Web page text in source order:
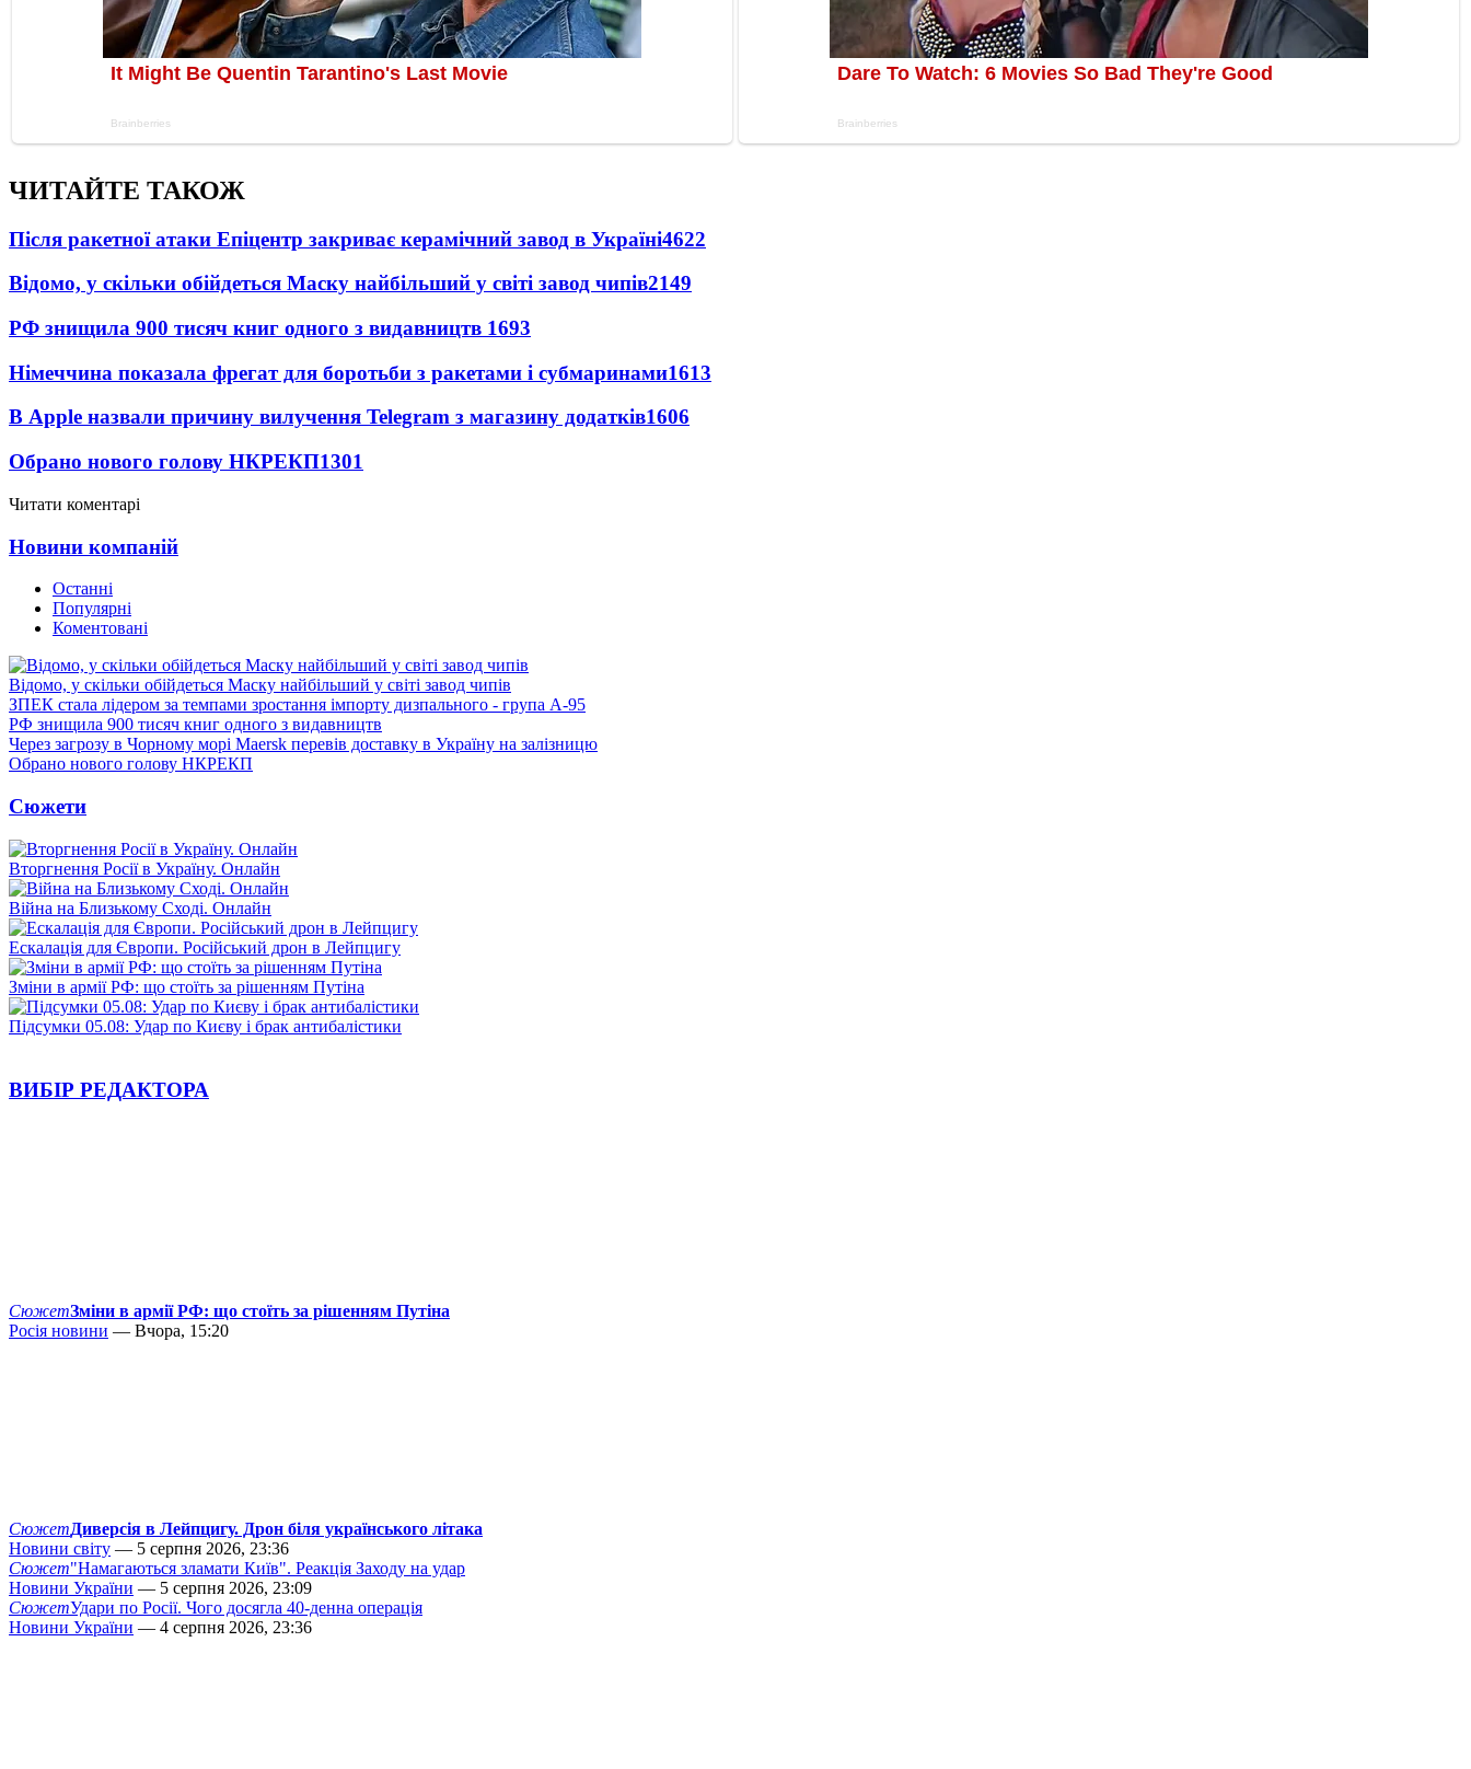
ЧИТАЙТЕ ТАКОЖ
Після ракетної атаки Епіцентр закриває керамічний завод в Україні4622
Відомо, у скільки обійдеться Маску найбільший у світі завод чипів2149
РФ знищила 900 тисяч книг одного з видавництв 1693
Німеччина показала фрегат для боротьби з ракетами і субмаринами1613
В Apple назвали причину вилучення Telegram з магазину додатків1606
Обрано нового голову НКРЕКП1301
Читати коментарі
Новини компаній
Останні
Популярні
Коментовані
Відомо, у скільки обійдеться Маску найбільший у світі завод чипів
ЗПЕК стала лідером за темпами зростання імпорту дизпального - група А-95
РФ знищила 900 тисяч книг одного з видавництв
Через загрозу в Чорному морі Maersk перевів доставку в Україну на залізницю
Обрано нового голову НКРЕКП
Сюжети
Вторгнення Росії в Україну. Онлайн
Війна на Близькому Сході. Онлайн
Ескалація для Європи. Російський дрон в Лейпцигу
Зміни в армії РФ: що стоїть за рішенням Путіна
Підсумки 05.08: Удар по Києву і брак антибалістики
ВИБІР РЕДАКТОРА
СюжетЗміни в армії РФ: що стоїть за рішенням Путіна
Росія новини — Вчора, 15:20
СюжетДиверсія в Лейпцигу. Дрон біля українського літака
Новини світу — 5 серпня 2026, 23:36
Сюжет"Намагаються зламати Київ". Реакція Заходу на удар
Новини України — 5 серпня 2026, 23:09
СюжетУдари по Росії. Чого досягла 40-денна операція
Новини України — 4 серпня 2026, 23:36